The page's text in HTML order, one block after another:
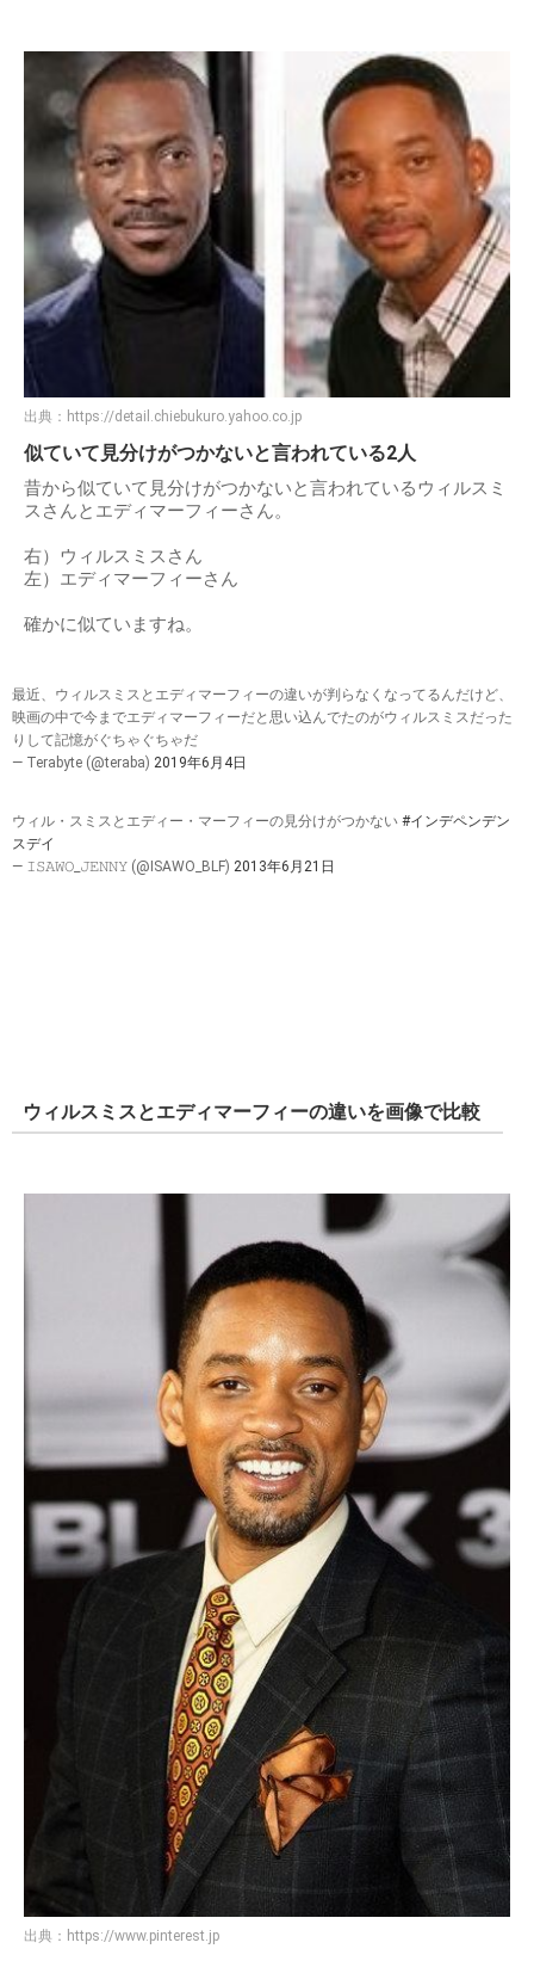
出典： https://detail.chiebukuro.yahoo.co.jp
似ていて見分けがつかないと言われている2人
昔から似ていて見分けがつかないと言われているウィルスミ
スさんとエディマーフィーさん。
右）ウィルスミスさん
左）エディマーフィーさん
確かに似ていますね。
最近、ウィルスミスとエディマーフィーの違いが判らなくなってるんだけど、
映画の中で今までエディマーフィーだと思い込んでたのがウィルスミスだった
りして記憶がぐちゃぐちゃだ
— Terabyte (@teraba) 2019年6月4日
ウィル・スミスとエディー・マーフィーの見分けがつかない #インデペンデン
スデイ
— 𝙸𝚂𝙰𝚆𝙾_𝙹𝙴𝙽𝙽𝚈 (@ISAWO_BLF) 2013年6月21日
ウィルスミスとエディマーフィーの違いを画像で比較
出典： https://www.pinterest.jp